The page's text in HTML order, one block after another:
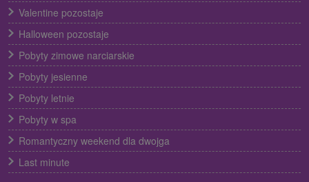
Valentine pozostaje
Halloween pozostaje
Pobyty zimowe narciarskie
Pobyty jesienne
Pobyty letnie
Pobyty w spa
Romantyczny weekend dla dwojga
Last minute